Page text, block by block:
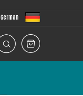
German